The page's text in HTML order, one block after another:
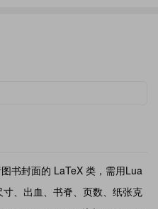
书封面的 LaTeX 类，需用Lua
、出血、书脊、页数、纸张克